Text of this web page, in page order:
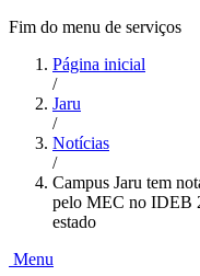
Fim do menu de serviços
Página inicial
/
Jaru
/
Notícias
/
Campus Jaru tem
pelo MEC no IDEB
estado
Menu